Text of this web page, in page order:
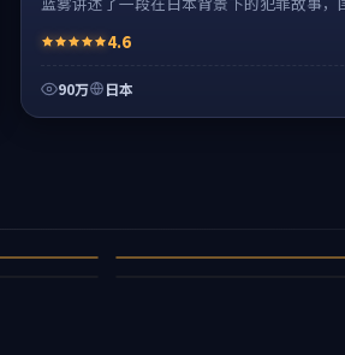
情绪克制。4.6
90万 日本